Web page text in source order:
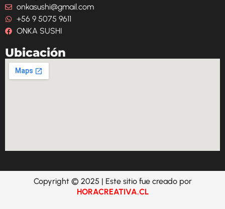
onkasushi@gmail.com
+56 9 5075 9611
ONKA SUSHI
Ubicación
Copyright © 2025 | Este sitio fue creado por
HORACREATIVA.CL